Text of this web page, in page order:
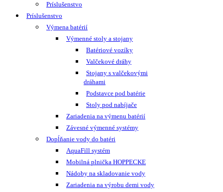
Príslušenstvo
Príslušenstvo
Výmena batérií
Výmenné stoly a stojany
Batériové vozíky
Valčekové dráhy
Stojany s valčekovými
dráhami
Podstavce pod batérie
Stoly pod nabíjače
Zariadenia na výmenu batérií
Závesné výmenné systémy
Dopĺňanie vody do batéri
AquaFill systém
Mobilná plnička HOPPECKE
Nádoby na skladovanie vody
Zariadenia na výrobu demi vody